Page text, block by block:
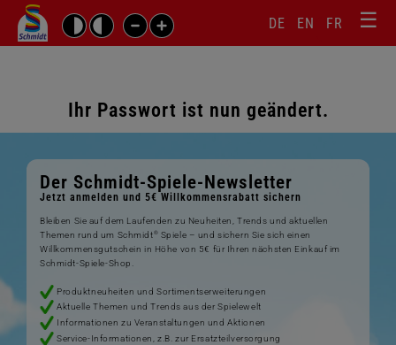
☰
DE EN FR
Suchbegriffe
Ihr Passwort ist nun geändert.
Der Schmidt-Spiele-Newsletter
Jetzt anmelden und 5€ Willkommensrabatt sichern
Bleiben Sie auf dem Laufenden zu Neuheiten, Trends und aktuellen
Themen rund um Schmidt® Spiele – und sichern Sie sich einen
Willkommensgutschein in Höhe von 5€ für Ihren nächsten Einkauf im
Schmidt-Spiele-Shop.
Produktneuheiten und Sortimentserweiterungen
Aktuelle Themen und Trends aus der Spielewelt
Informationen zu Veranstaltungen und Aktionen
Service-Informationen, z.B. zur Ersatzteilversorgung